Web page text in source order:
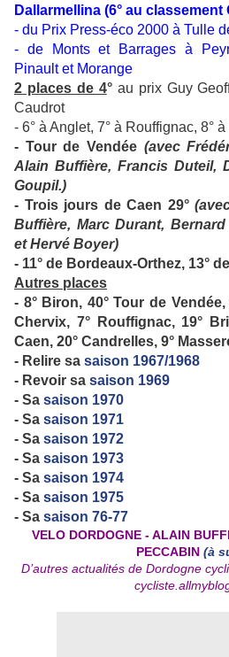
Dallarmellina (6° au classement
- du Prix Press-éco 2000 à Tulle
- de Monts et Barrages à
Pinault et Morange
2 places de 4°au prix Guy
Caudrot
- 6° à Anglet, 7° à Rouffignac, 8°
- Tour de Vendée (avec
Alain Buffière, Francis Duteil,
Goupil.)
- Trois jours de Caen 29°
Buffière, Marc Durant,
et Hervé Boyer)
- 11° de Bordeaux-Orthez, 13°
Autres places
- 8° Biron, 40° Tour de
Chervix, 7° Rouffignac, 19°
Caen, 20° Candrelles, 9°
- Relire sa saison 1967/1968
- Revoir sa saison 1969
- Sa saison 1970
- Sa saison 1971
- Sa saison 1972
- Sa saison 1973
- Sa saison 1974
- Sa saison 1975
- Sa saison 76-77
VELO DORDOGNE - ALAIN
PECCABIN (à
D’autres actualités de Dordogne